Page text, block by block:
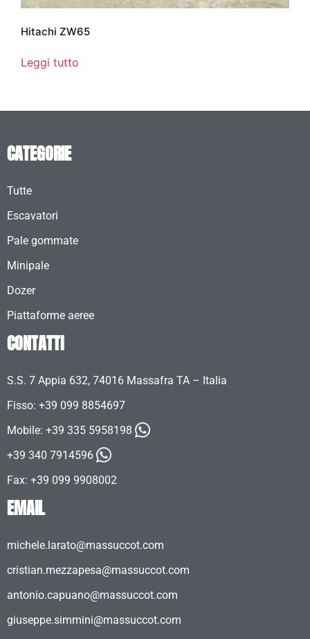
Hitachi ZW65
Leggi tutto
CATEGORIE
Tutte
Escavatori
Pale gommate
Minipale
Dozer
Piattaforme aeree
CONTATTI
S.S. 7 Appia 632, 74016 Massafra TA – Italia
Fisso: +39 099 8854697
Mobile: +39 335 5958198
+39 340 7914596
Fax: +39 099 9908002
EMAIL
michele.larato@massuccot.com
cristian.mezzapesa@massuccot.com
antonio.capuano@massuccot.com
giuseppe.simmini@massuccot.com